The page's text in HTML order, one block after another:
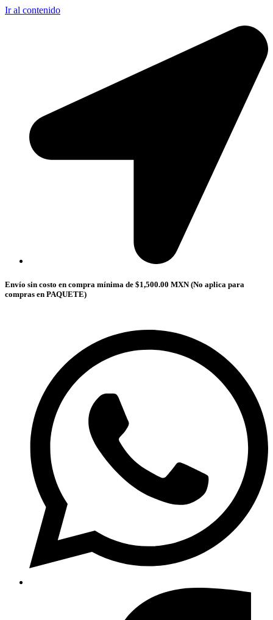
Ir al contenido
Envío sin costo en compra mínima de $1,500.00 MXN (No aplica para
compras en PAQUETE)